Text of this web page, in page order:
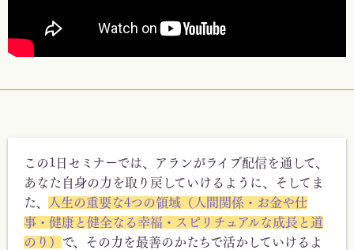
この1日セミナーでは、アランがライブ配信を通して、
あなた自身の力を取り戻していけるように、そしてま
た、
人生の重要な4つの領域（人間関係・お金や仕
事・健康と健全なる幸福・スピリチュアルな成長と道
のり） で、その力を最善のかたちで活かしていけるよ